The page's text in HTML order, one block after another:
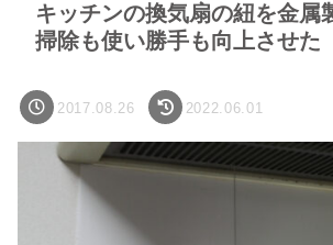
キッチンの換気扇の紐を金属
掃除も使い勝手も向上させた
2017.08.26 2022.06.01